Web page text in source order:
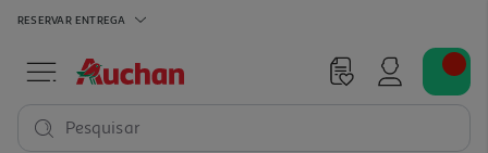
RESERVAR ENTREGA
Pesquisar